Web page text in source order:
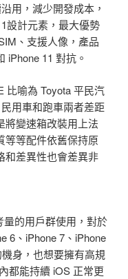
用，減少開發成本，
設計元素，最大優勢
、支援人像，產品
iPhone 11 對抗。
比喻為 Toyota 平民汽
用車和跑車兩者差距
將變速箱改裝用上法
等等配件依舊保持原
和差異性也會差異非
量的用戶群使用，對於
6、iPhone 7、iPhone
身，也想要擁有高規
都能持續 iOS 正常更